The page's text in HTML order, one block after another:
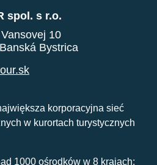
spol. s r.o.
10
Bystrica
korporacyjna sieć
w kurortach turystycznych
1000 ośrodków w 8 krajach: